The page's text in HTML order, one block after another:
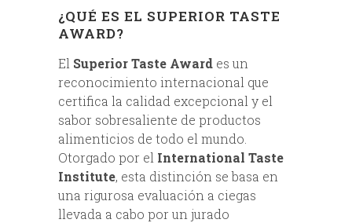
¿QUÉ ES EL SUPERIOR TASTE
AWARD?
El Superior Taste Award es un
reconocimiento internacional que
certifica la calidad excepcional y el
sabor sobresaliente de productos
alimenticios de todo el mundo.
Otorgado por el International Taste
Institute, esta distinción se basa en
una rigurosa evaluación a ciegas
llevada a cabo por un jurado